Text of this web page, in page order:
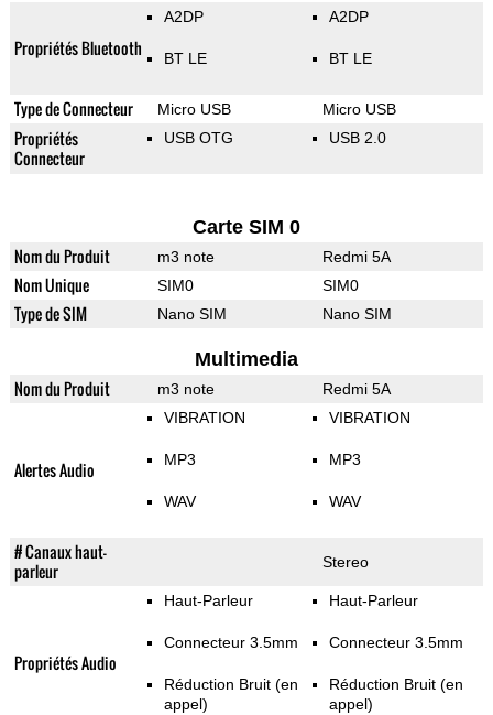
Propriétés Bluetooth
A2DP
BT LE
A2DP
BT LE
Type de Connecteur Micro USB Micro USB
Propriétés
Connecteur
USB OTG USB 2.0
Carte SIM 0
Nom du Produit m3 note Redmi 5A
Nom Unique SIM0 SIM0
Type de SIM Nano SIM Nano SIM
Multimedia
Nom du Produit m3 note Redmi 5A
Alertes Audio
VIBRATION
MP3
WAV
VIBRATION
MP3
WAV
# Canaux haut-
parleur
Stereo
Propriétés Audio
Haut-Parleur
Connecteur 3.5mm
Réduction Bruit (en
appel)
Haut-Parleur
Connecteur 3.5mm
Réduction Bruit (en
appel)